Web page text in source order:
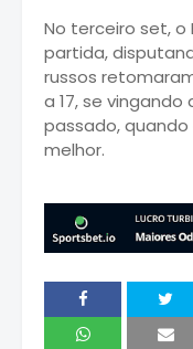
No terceiro set, o
partida,
russos
a 17, se vingando
passado, quando
melhor.